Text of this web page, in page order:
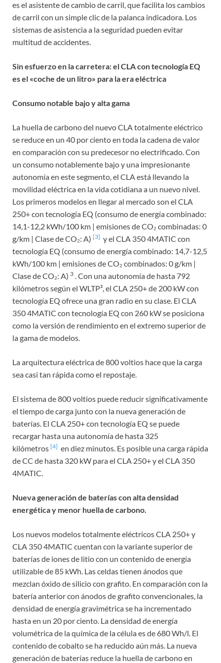
es el asistente de cambio de carril, que facilita los cambios
de carril con un simple clic de la palanca indicadora. Los
sistemas de asistencia a la seguridad pueden evitar
multitud de accidentes.
Sin esfuerzo en la carretera: el CLA con tecnología EQ
es el «coche de un litro» para la era eléctrica
Consumo notable bajo y alta gama
La huella de carbono del nuevo CLA totalmente eléctrico
se reduce en un 40 por ciento en toda la cadena de valor
en comparación con su predecesor no electrificado. Con
un consumo notablemente bajo y una impresionante
autonomía en este segmento, el CLA está llevando la
movilidad eléctrica en la vida cotidiana a un nuevo nivel.
Los primeros modelos en llegar al mercado son el CLA
250+ con tecnología EQ (consumo de energía combinado:
14,1-12,2 kWh/100 km | emisiones de CO₂ combinadas: 0
g/km | Clase de CO₂: A) [3] y el CLA 350 4MATIC con
tecnología EQ (consumo de energía combinado: 14,7-12,5
kWh/100 km | emisiones de CO₂ combinados: 0 g/km |
Clase de CO₂: A) 3 . Con una autonomía de hasta 792
kilómetros según el WLTP³, el CLA 250+ de 200 kW con
tecnología EQ ofrece una gran radio en su clase. El CLA
350 4MATIC con tecnología EQ con 260 kW se posiciona
como la versión de rendimiento en el extremo superior de
la gama de modelos.
La arquitectura eléctrica de 800 voltios hace que la carga
sea casi tan rápida como el repostaje.
El sistema de 800 voltios puede reducir significativamente
el tiempo de carga junto con la nueva generación de
baterías. El CLA 250+ con tecnología EQ se puede
recargar hasta una autonomía de hasta 325
kilómetros [4] en diez minutos. Es posible una carga rápida
de CC de hasta 320 kW para el CLA 250+ y el CLA 350
4MATIC.
Nueva generación de baterías con alta densidad
energética y menor huella de carbono.
Los nuevos modelos totalmente eléctricos CLA 250+ y
CLA 350 4MATIC cuentan con la variante superior de
baterías de iones de litio con un contenido de energía
utilizable de 85 kWh. Las celdas tienen ánodos que
mezclan óxido de silicio con grafito. En comparación con la
batería anterior con ánodos de grafito convencionales, la
densidad de energía gravimétrica se ha incrementado
hasta en un 20 por ciento. La densidad de energía
volumétrica de la química de la célula es de 680 Wh/l. El
contenido de cobalto se ha reducido aún más. La nueva
generación de baterías reduce la huella de carbono en